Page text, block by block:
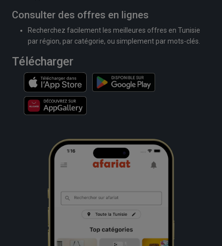
Consulter des offres en lignes
Recherchez facilement les meilleures offres en Tunisie
par région, par catégorie, ou simplement par mots-clés.
Télécharger